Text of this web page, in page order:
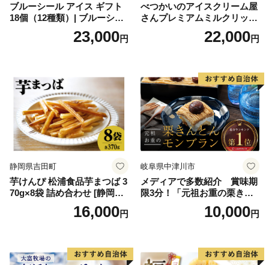
ブルーシール アイス ギフト
18個（12種類）| ブルーシー
ルアイス ブルーシールアイ
スクリーム 着日指定可能 送
誕生日 カップ 詰め合わせ バ
ラエティ | バニラ チョコレー
ト ストロベリー ピスタチオ
バニラ＆クッキー ウベ 沖縄
紅イモ 塩ちんすこう 沖縄シ
ークヮーサー 沖縄黒糖 琉球
ロイヤルミルクティ 沖縄パ
イン
23,000円
べつかいのアイスクリーム屋
さんプレミアムミルクリッチ
12個（AP-01）（ 北海道アイ
ス 北海道産アイス アイス ア
道産アイス 道産アイスクリ
ーム ギフト 詰合せ 詰め合わ
せ ふるさと納税 ）
22,000円
静岡県吉田町
芋けんぴ 松浦食品芋まつば 3
70g×8袋 詰め合わせ [静岡伊
勢丹(松浦食品) 静岡県 吉田町
22424274] 芋ケンピ セット
16,000円
岐阜県中津川市
メディアで多数紹介 賞味期
限3分！「元祖お重の栗きん
とんモンブラン」 【未来の
ご褒美】スイーツ 栗 モンブ
子 菓子 F4N-2298
10,000円